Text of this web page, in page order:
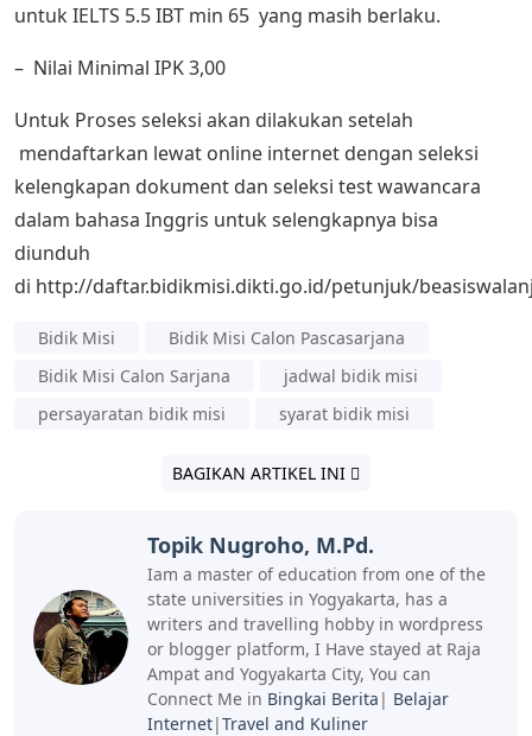
untuk IELTS 5.5 IBT min 65 yang masih berlaku.
– Nilai Minimal IPK 3,00
Untuk Proses seleksi akan dilakukan setelah
mendaftarkan lewat online internet dengan seleksi
kelengkapan dokument dan seleksi test wawancara
dalam bahasa Inggris untuk selengkapnya bisa
diunduh
di http://daftar.bidikmisi.dikti.go.id/petunjuk/
Bidik Misi
Bidik Misi Calon Pascasarjana
Bidik Misi Calon Sarjana
jadwal bidik misi
persayaratan bidik misi
syarat bidik misi
BAGIKAN ARTIKEL INI
Topik Nugroho, M.Pd.
Iam a master of education from one of the
state universities in Yogyakarta, has a
writers and travelling hobby in wordpress
or blogger platform, I Have stayed at Raja
Ampat and Yogyakarta City, You can
Connect Me in Bingkai Berita | Belajar
Internet|Travel and Kuliner